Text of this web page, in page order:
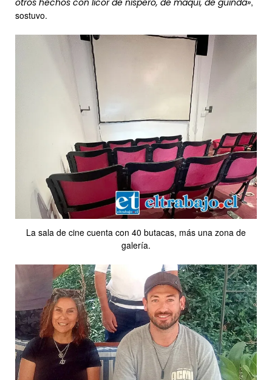
sostuvo.
La sala de cine cuenta con 40 butacas, más una zona de
galería.